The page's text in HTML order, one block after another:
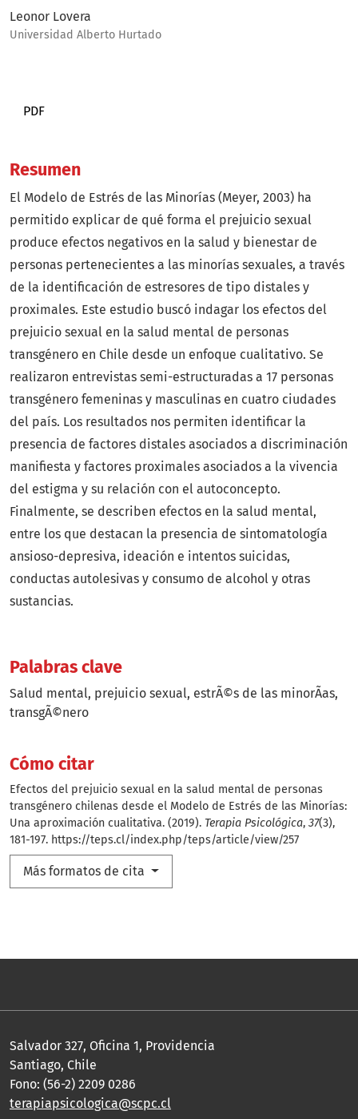
Leonor Lovera
Universidad Alberto Hurtado
PDF
Palabras clave
Salud mental prejuicio sexual estrÃ©s de las minorÃ­as
transgÃ©nero
Cómo citar
Efectos del prejuicio sexual en la salud mental de personas
transgénero chilenas desde el Modelo de Estrés de las Minorías:
Una aproximación cualitativa. (2019). Terapia Psicológica, 37(3),
181-197. https://teps.cl/index.php/teps/article/view/257
Más formatos de cita
Resumen
El Modelo de Estrés de las Minorías (Meyer, 2003) ha
permitido explicar de qué forma el prejuicio sexual
produce efectos negativos en la salud y bienestar de
personas pertenecientes a las minorías sexuales, a través
de la identificación de estresores de tipo distales y
proximales. Este estudio buscó indagar los efectos del
prejuicio sexual en la salud mental de personas
transgénero en Chile desde un enfoque cualitativo. Se
realizaron entrevistas semi-estructuradas a 17 personas
transgénero femeninas y masculinas en cuatro ciudades
del país. Los resultados nos permiten identificar la
presencia de factores distales asociados a discriminación
manifiesta y factores proximales asociados a la vivencia
del estigma y su relación con el autoconcepto.
Finalmente, se describen efectos en la salud mental,
entre los que destacan la presencia de sintomatología
ansioso-depresiva, ideación e intentos suicidas,
conductas autolesivas y consumo de alcohol y otras
sustancias.
Salvador 327, Oficina 1, Providencia
Santiago, Chile
Fono: (56-2) 2209 0286
terapiapsicologica@scpc.cl